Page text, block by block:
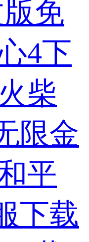
免
4下
火柴
限金
平
下载